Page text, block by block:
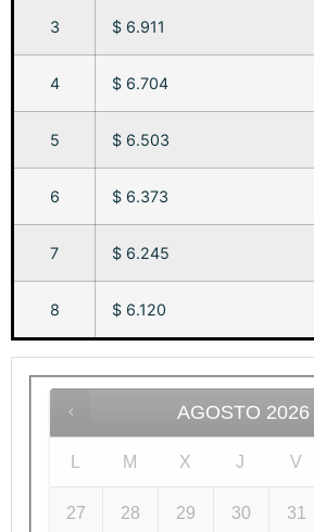
3 $ 6.911
4 $ 6.704
5 $ 6.503
6 $ 6.373
7 $ 6.245
8 $ 6.120
AGOSTO 2026
M X J V
27 28 29 30 31